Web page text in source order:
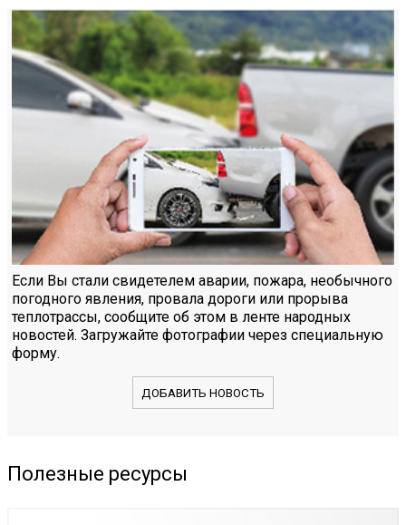
Если Вы стали свидетелем аварии, пожара, необычного
погодного явления, провала дороги или прорыва
теплотрассы, сообщите об этом в ленте народных
новостей. Загружайте фотографии через специальную
форму.
ДОБАВИТЬ НОВОСТЬ
Полезные ресурсы